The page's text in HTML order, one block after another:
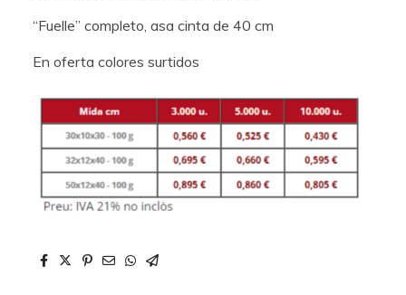
“Fuelle” completo, asa cinta de 40 cm
En oferta colores surtidos